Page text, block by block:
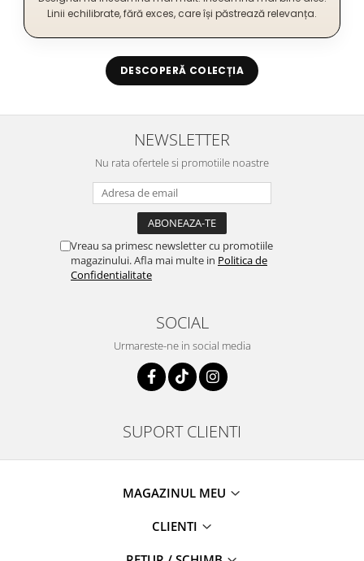
Linii echilibrate, fără exces, care își păstrează relevanța.
DESCOPERĂ COLECȚIA
NEWSLETTER
Nu rata ofertele si promotiile noastre
Vreau sa primesc newsletter cu promotiile
magazinului. Afla mai multe in Politica de
Confidentialitate
SOCIAL
Urmareste-ne in social media
SUPORT CLIENTI
MAGAZINUL MEU
CLIENTI